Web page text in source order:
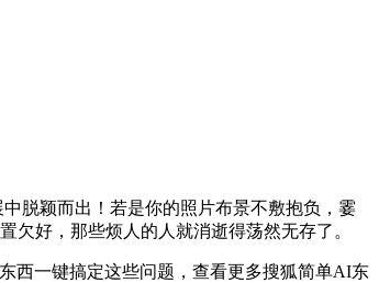
脱颖而出！若是你的照片布景不敷抱负，霎
欠好，那些烦人的人就消逝得荡然无存了。
西一键搞定这些问题，查看更多搜狐简单AI东